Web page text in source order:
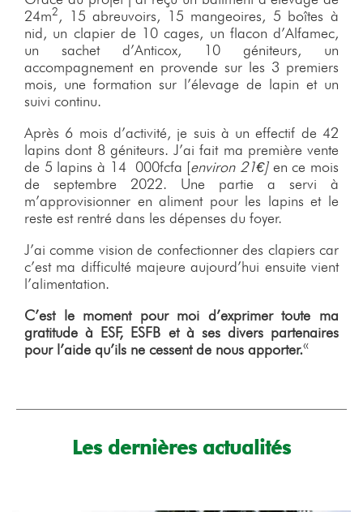
24m2, 15 abreuvoirs, 15 mangeoires, 5 boîtes à
nid, un clapier de 10 cages, un flacon d’Alfamec,
un sachet d’Anticox, 10 géniteurs, un
accompagnement en provende sur les 3 premiers
mois, une formation sur l’élevage de lapin et un
suivi continu.
Après 6 mois d’activité, je suis à un effectif de 42
lapins dont 8 géniteurs. J’ai fait ma première vente
de 5 lapins à 14 000fcfa [environ 21€]en ce mois
de septembre 2022. Une partie a servi à
m’approvisionner en aliment pour les lapins et le
reste est rentré dans les dépenses du foyer.
J’ai comme vision de confectionner des clapiers car
c’est ma difficulté majeure aujourd’hui ensuite vient
l’alimentation.
C’est le moment pour moi d’exprimer toute ma
gratitude à ESF, ESFB et à ses divers partenaires
pour l’aide qu’ils ne cessent de nous apporter.«
Les dernières actualités